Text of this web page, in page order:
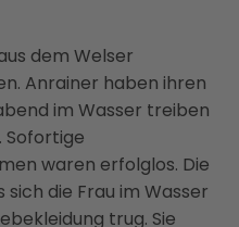
dem Welser
Anrainer haben ihren
im Wasser treiben
Sofortige
waren erfolglos. Die
sich die Frau im Wasser
trug. Sie